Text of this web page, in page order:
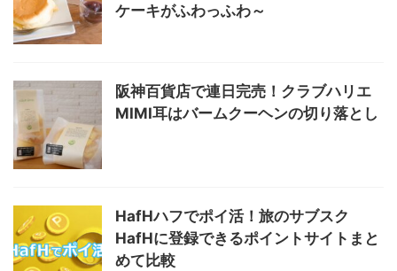
ケーキがふわっふわ～
阪神百貨店で連日完売！クラブハリエ
MIMI耳はバームクーヘンの切り落とし
HafHハフでポイ活！旅のサブスク
HafHに登録できるポイントサイトまと
めて比較